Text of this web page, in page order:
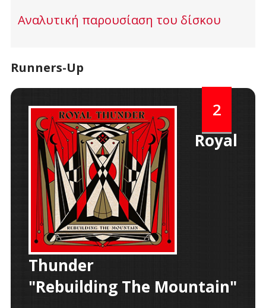
Αναλυτική παρουσίαση του δίσκου
Runners-Up
2
Royal
Thunder
"Rebuilding The Mountain"